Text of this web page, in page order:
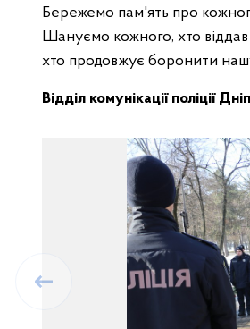
Бережемо пам'ять про
Шануємо кожного, хто віддав
хто продовжує боронити
Відділ комунікації поліції